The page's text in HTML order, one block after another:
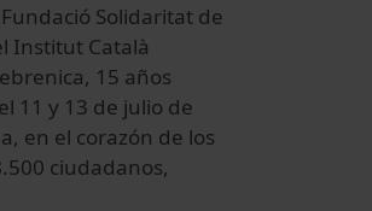
Solidaritat de
Institut Català
, 15 años
11 y 13 de julio de
en el corazón de los
ciudadanos,